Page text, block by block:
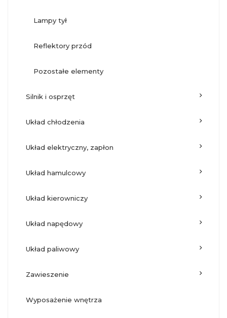
lampy tył
reflektory przód
pozostałe elementy
silnik i osprzęt
układ chłodzenia
układ elektryczny, zapłon
układ hamulcowy
układ kierowniczy
układ napędowy
układ paliwowy
zawieszenie
wyposażenie wnętrza